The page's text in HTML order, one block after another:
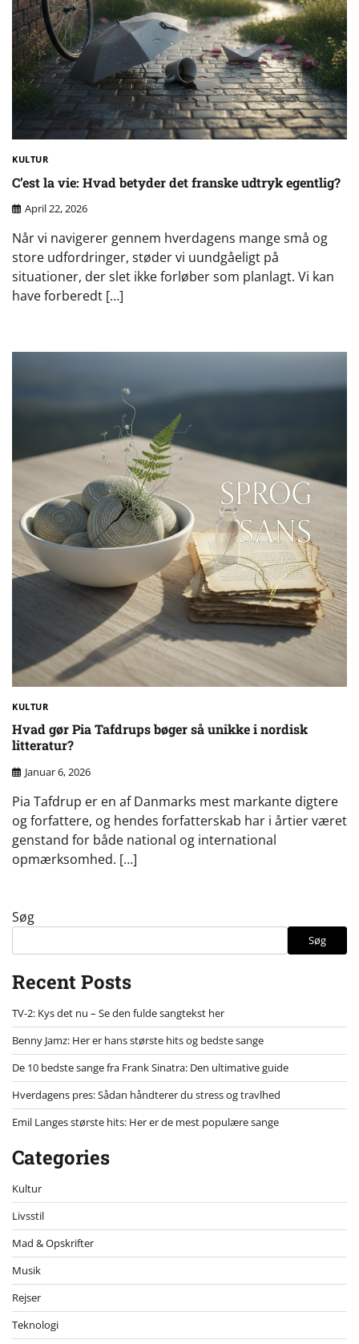
KULTUR
C’est la vie: Hvad betyder det franske udtryk egentlig?
April 22, 2026
Når vi navigerer gennem hverdagens mange små og
store udfordringer, støder vi uundgåeligt på
situationer, der slet ikke forløber som planlagt. Vi kan
have forberedt […]
KULTUR
Hvad gør Pia Tafdrups bøger så unikke i nordisk
litteratur?
Januar 6, 2026
Pia Tafdrup er en af Danmarks mest markante digtere
og forfattere, og hendes forfatterskab har i årtier været
genstand for både national og international
opmærksomhed. […]
Søg
Søg
Recent Posts
TV-2: Kys det nu – Se den fulde sangtekst her
Benny Jamz: Her er hans største hits og bedste sange
De 10 bedste sange fra Frank Sinatra: Den ultimative guide
Hverdagens pres: Sådan håndterer du stress og travlhed
Emil Langes største hits: Her er de mest populære sange
Categories
Kultur
Livsstil
Mad & Opskrifter
Musik
Rejser
Teknologi